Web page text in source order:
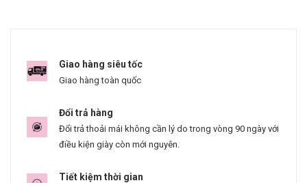
Giao hàng siêu tốc
Giao hàng toàn quốc
Đổi trả hàng
Đổi trả thoải mái không cần lý do trong vòng 90 ngày với
điều kiện giày còn mới nguyên.
Tiết kiệm thời gian